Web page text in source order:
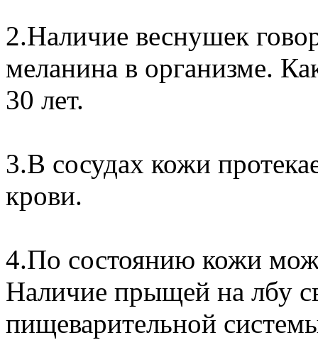
2.Наличие веснушек
меланина в организме.
30 лет.
3.В сосудах кожи
крови.
4.По состоянию кожи
Наличие прыщей на лбу
пищеварительной